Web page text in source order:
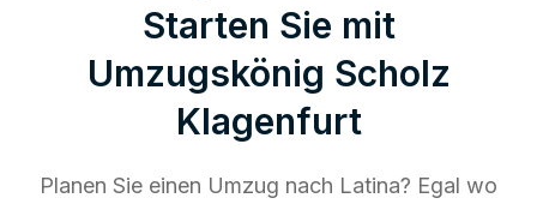
Starten Sie mit
Umzugskönig Scholz
Klagenfurt
Planen Sie einen Umzug nach Latina? Egal wo